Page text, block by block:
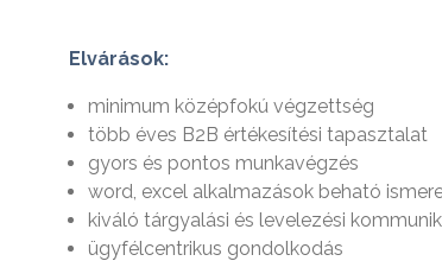
Elvárások:
minimum középfokú végzettség
több éves B2B értékesítési tapasztalat
gyors és pontos munkavégzés
word, excel alkalmazások beható
kiváló tárgyalási és levelezési
ügyfélcentrikus gondolkodás